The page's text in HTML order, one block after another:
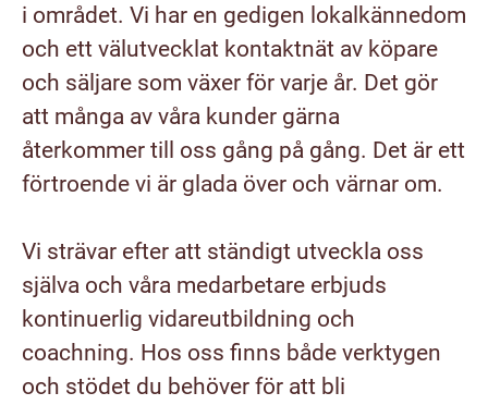
i området. Vi har en gedigen lokalkännedom
och ett välutvecklat kontaktnät av köpare
och säljare som växer för varje år. Det gör
att många av våra kunder gärna
återkommer till oss gång på gång. Det är ett
förtroende vi är glada över och värnar om.
Vi strävar efter att ständigt utveckla oss
själva och våra medarbetare erbjuds
kontinuerlig vidareutbildning och
coachning. Hos oss finns både verktygen
och stödet du behöver för att bli